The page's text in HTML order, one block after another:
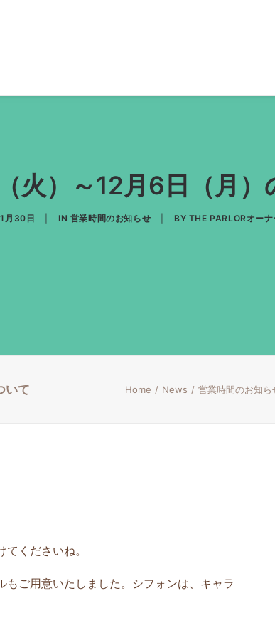
火）～12月6日（月）
月30日 IN 営業時間のお知らせ BY THE PARLORオーナ
いて Home News 営業時間のお知ら
くださいね。
ご用意いたしました。シフォンは、キャラ